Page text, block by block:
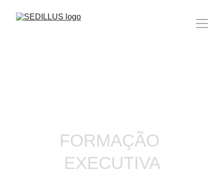
FORMAÇÃO
EXECUTIVA